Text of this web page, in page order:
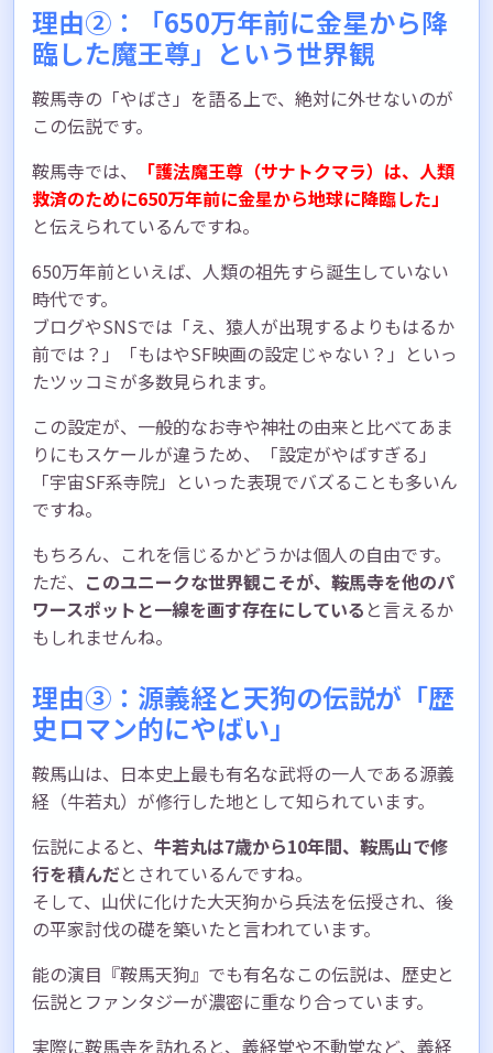
理由②：「650万年前に金星から降
臨した魔王尊」という世界観
鞍馬寺の「やばさ」を語る上で、絶対に外せないのが
この伝説です。
鞍馬寺では、
「護法魔王尊（サナトクマラ）は、人類
救済のために650万年前に金星から地球に降臨した」
と伝えられているんですね。
650万年前といえば、人類の祖先すら誕生していない
時代です。
ブログやSNSでは「え、猿人が出現するよりもはるか
前では？」「もはやSF映画の設定じゃない？」といっ
たツッコミが多数見られます。
この設定が、一般的なお寺や神社の由来と比べてあま
りにもスケールが違うため、「設定がやばすぎる」
「宇宙SF系寺院」といった表現でバズることも多いん
ですね。
もちろん、これを信じるかどうかは個人の自由です。
ただ、 このユニークな世界観こそが、鞍馬寺を他のパ
ワースポットと一線を画す存在にしている と言えるか
もしれませんね。
理由③：源義経と天狗の伝説が「歴
史ロマン的にやばい」
鞍馬山は、日本史上最も有名な武将の一人である源義
経（牛若丸）が修行した地として知られています。
伝説によると、 牛若丸は7歳から10年間、鞍馬山で修
行を積んだとされているんですね。
そして、山伏に化けた大天狗から兵法を伝授され、後
の平家討伐の礎を築いたと言われています。
能の演目『鞍馬天狗』でも有名なこの伝説は、歴史と
伝説とファンタジーが濃密に重なり合っています。
実際に鞍馬寺を訪れると、義経堂や不動堂など、義経